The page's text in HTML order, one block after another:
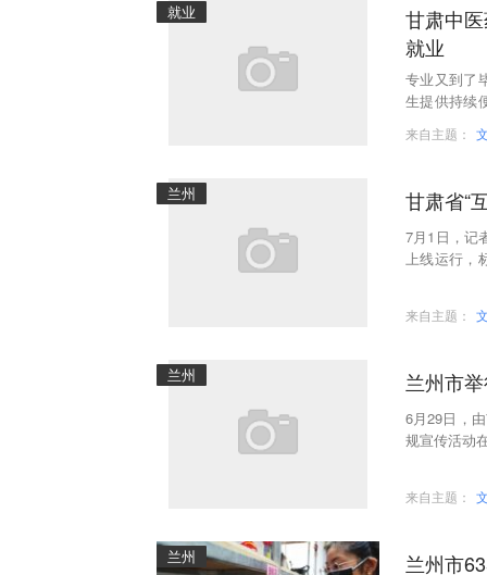
就业
甘肃中
就业
专业又到了
生提供持续
来自主题：
兰州 甘肃省“
7月1日，记
上线运行，
来自主题：
兰州 兰州市
6月29日，
规宣传活动
来自主题：
兰州 兰州市